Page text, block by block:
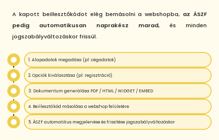
A kapott beillesztőkódot elég bemásolni a webshopba, az ÁSZF
pedig automatikusan naprakész marad, és minden
jogszabályváltozáskor frissül.
1. Alapadatok megadása (pl: cégadatok)
2. Opciók kiválasztása (pl: regisztráció)
3. Dokumentum generálása PDF / HTML / WIDGET / EMBED
4. Beillesztőkód másolása a webshop felületére
5. ÁSZF automatikus megjelenése és frissítése jogszabályváltozáskor